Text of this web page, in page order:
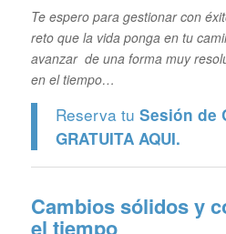
Te espero para gestionar con
reto que la vida ponga en tu
avanzar de una forma muy
en el tiempo…
Reserva tu Sesión de
GRATUITA AQUI.
Cambios sólidos y
el tiempo